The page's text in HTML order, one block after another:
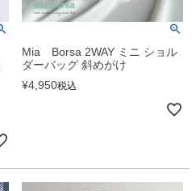
Mia Borsa 2WAY ミニ ショル
ダーバッグ 斜めがけ
¥4,950税込